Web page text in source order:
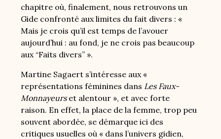
chapitre où, finalement, nous retrouvons un
Gide confronté aux limites du fait divers : «
Mais je crois qu’il est temps de l’avouer
aujourd’hui : au fond, je ne crois pas beaucoup
aux “Faits divers” ».
Martine Sagaert s’intéresse aux «
représentations féminines dans Les Faux-
Monnayeurs et alentour », et avec forte
raison. En effet, la place de la femme, trop peu
souvent abordée, se démarque ici des
critiques usuelles où « dans l’univers gidien,